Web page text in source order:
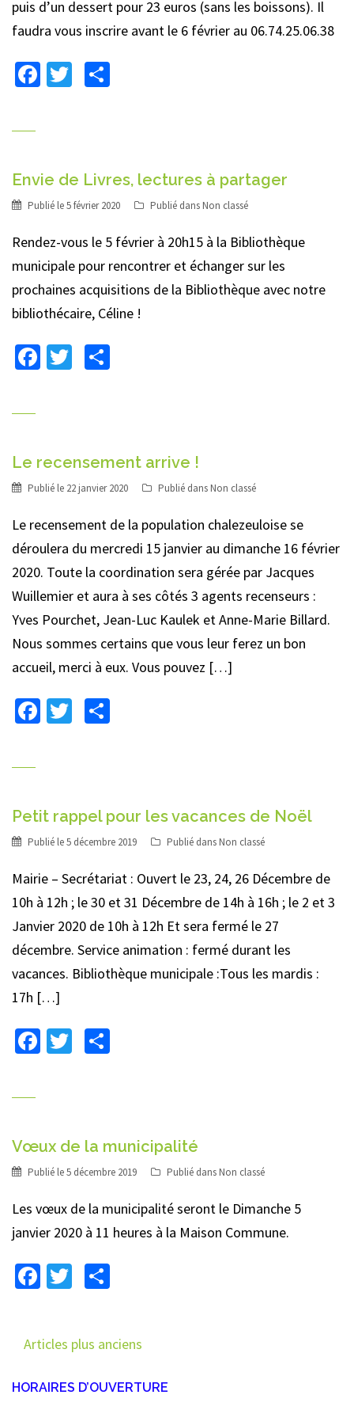
puis d’un dessert pour 23 euros (sans les boissons). Il
faudra vous inscrire avant le 6 février au 06.74.25.06.38
Facebook
Twitter
Envie de Livres, lectures à partager
Publié le5 février 2020 Publié dans Non classé
Rendez-vous le 5 février à 20h15 à la Bibliothèque
municipale pour rencontrer et échanger sur les
prochaines acquisitions de la Bibliothèque avec notre
bibliothécaire, Céline !
Facebook
Twitter
Le recensement arrive !
Publié le 22 janvier 2020 Publié dans Non classé
Le recensement de la population chalezeuloise se
déroulera du mercredi 15 janvier au dimanche 16 février
2020. Toute la coordination sera gérée par Jacques
Wuillemier et aura à ses côtés 3 agents recenseurs :
Yves Pourchet, Jean-Luc Kaulek et Anne-Marie Billard.
Nous sommes certains que vous leur ferez un bon
accueil, merci à eux. Vous pouvez […]
Facebook
Twitter
Petit rappel pour les vacances de Noël
Publié le5 décembre 2019 Publié dans Non classé
Mairie – Secrétariat : Ouvert le 23, 24, 26 Décembre de
10h à 12h ; le 30 et 31 Décembre de 14h à 16h ; le 2 et 3
Janvier 2020 de 10h à 12h Et sera fermé le 27
décembre. Service animation : fermé durant les
vacances. Bibliothèque municipale :Tous les mardis :
17h […]
Facebook
Twitter
Vœux de la municipalité
Publié le5 décembre 2019 Publié dans Non classé
Les vœux de la municipalité seront le Dimanche 5
janvier 2020 à 11 heures à la Maison Commune.
Facebook
Twitter
Navigation
des
Articles plus anciens
HORAIRES D’OUVERTURE